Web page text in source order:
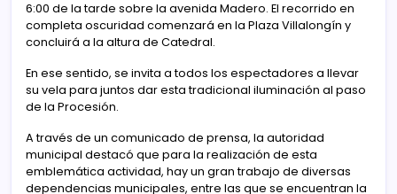
6:00 de la tarde sobre la avenida Madero. El recorrido en
completa oscuridad comenzará en la Plaza Villalongín y
concluirá a la altura de Catedral.
En ese sentido, se invita a todos los espectadores a llevar
su vela para juntos dar esta tradicional iluminación al paso
de la Procesión.
A través de un comunicado de prensa, la autoridad
municipal destacó que para la realización de esta
emblemática actividad, hay un gran trabajo de diversas
dependencias municipales, entre las que se encuentran la